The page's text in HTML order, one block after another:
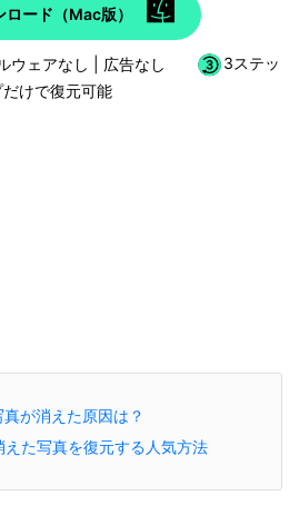
ード（Mac版）
ウェアなし | 広告なし
3ステッ
だけで復元可能
が消えた原因は？
た写真を復元する人気方法